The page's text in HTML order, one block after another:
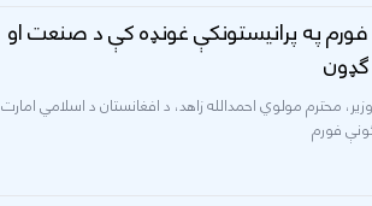
فورم په پرانیستونکې غونډه کې د صنعت او
محترم مولوي احمدالله زاهد، د افغانستان د اسلامي امارت
فورم